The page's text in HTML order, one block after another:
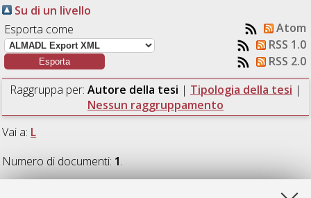
Su di un livello
Esporta come
Atom
RSS 1.0
RSS 2.0
Raggruppa per: Autore della tesi | Tipologia della tesi |
Nessun raggruppamento
Vai a: L
Numero di documenti: 1.